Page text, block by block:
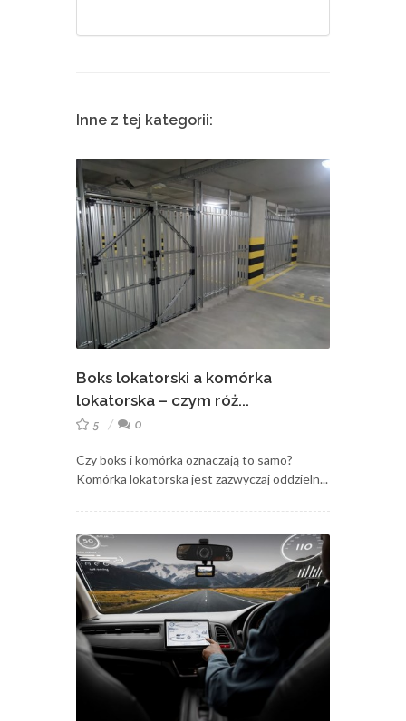
Inne z tej kategorii:
Boks lokatorski a komórka
lokatorska – czym róż...
5 0
Czy boks i komórka oznaczają to samo?
Komórka lokatorska jest zazwyczaj oddzieln...